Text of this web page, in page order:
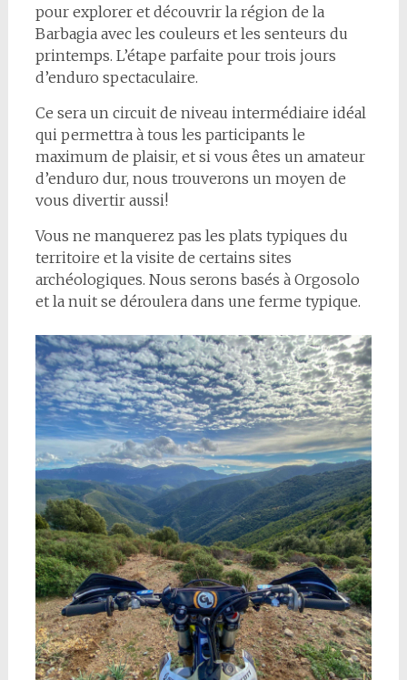
pour explorer et découvrir la région de la
Barbagia avec les couleurs et les senteurs du
printemps. L’étape parfaite pour trois jours
d’enduro spectaculaire.
Ce sera un circuit de niveau intermédiaire idéal
qui permettra à tous les participants le
maximum de plaisir, et si vous êtes un amateur
d’enduro dur, nous trouverons un moyen de
vous divertir aussi!
Vous ne manquerez pas les plats typiques du
territoire et la visite de certains sites
archéologiques. Nous serons basés à Orgosolo
et la nuit se déroulera dans une ferme typique.